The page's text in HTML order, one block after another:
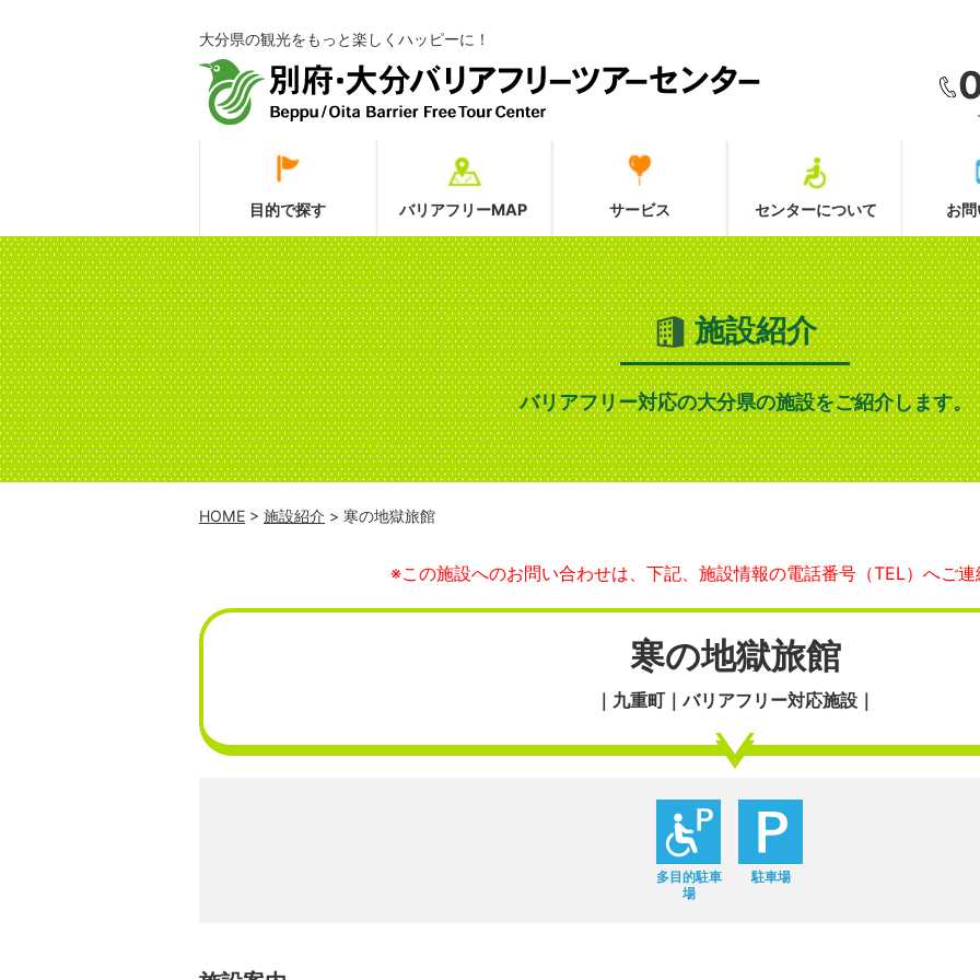
大分県の観光をもっと楽しくハッピーに！
目的で探す バリアフリーMAP サービス センターについて お
施設紹介
バリアフリー対応の大分県の施設をご紹介します。
HOME > 施設紹介 > 寒の地獄旅館
※この施設へのお問い合わせは、下記、施設情報の電話番号（TEL）へご連
寒の地獄旅館
｜九重町｜バリアフリー対応施設｜
多目的駐車
場
駐車場